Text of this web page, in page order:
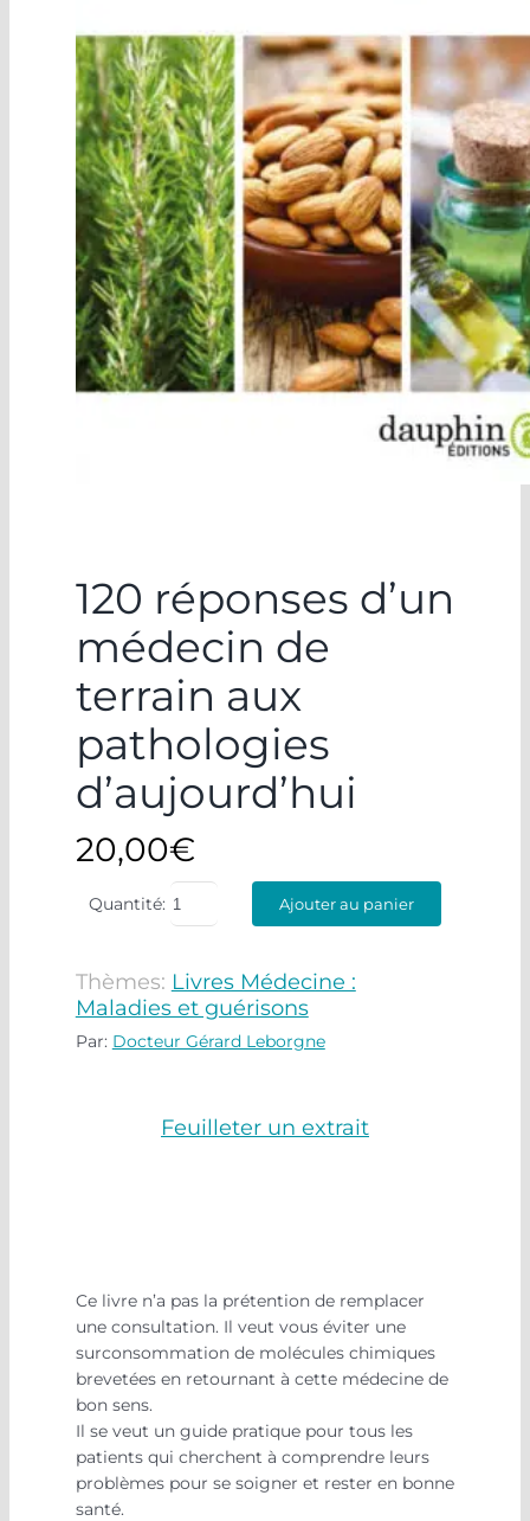
120 réponses d’un
médecin de
terrain aux
pathologies
d’aujourd’hui
20,00€
Quantité: Ajouter au panier
Thèmes: Livres Médecine :
Maladies et guérisons
Par: Docteur Gérard Leborgne
Feuilleter un extrait
Ce livre n’a pas la prétention de remplacer
une consultation. Il veut vous éviter une
surconsommation de molécules chimiques
brevetées en retournant à cette médecine de
bon sens.
Il se veut un guide pratique pour tous les
patients qui cherchent à comprendre leurs
problèmes pour se soigner et rester en bonne
santé.